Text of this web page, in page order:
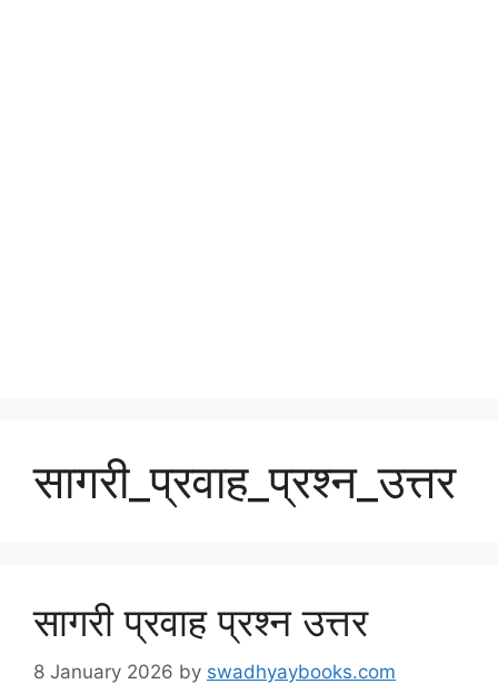
सागरी_प्रवाह_प्रश्न_उत्तर
सागरी प्रवाह प्रश्न उत्तर
8 January 2026 by swadhyaybooks.com